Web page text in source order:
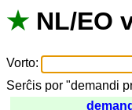
★ NL/EO
Vorto:
Serĉis por "demandi